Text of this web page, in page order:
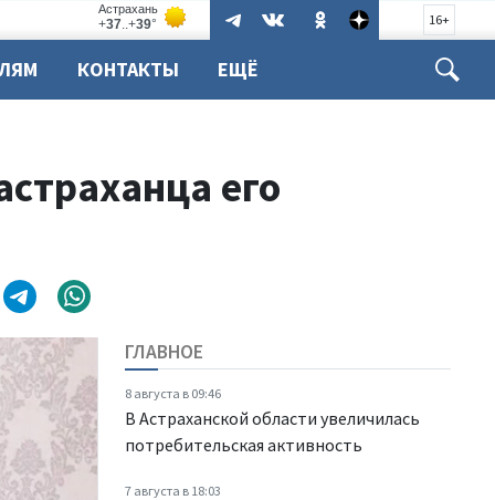
16+
КОНТАКТЫ ЕЩЁ
его
ГЛАВНОЕ
8 августа в 09:46
В Астраханской области увеличилась
потребительская активность
7 августа в 18:03